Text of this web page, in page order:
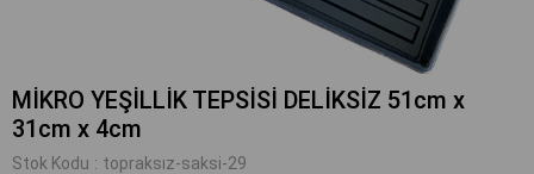
MİKRO YEŞİLLİK TEPSİSİ DELİKSİZ 51cm x
31cm x 4cm
Stok Kodu topraksız-saksi-29